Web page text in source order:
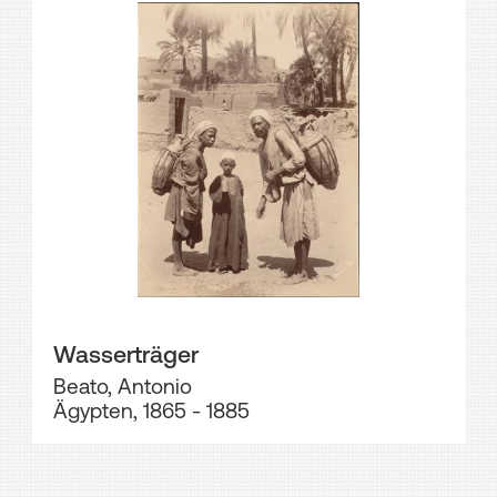
Wasserträger
Beato, Antonio
Ägypten, 1865 - 1885